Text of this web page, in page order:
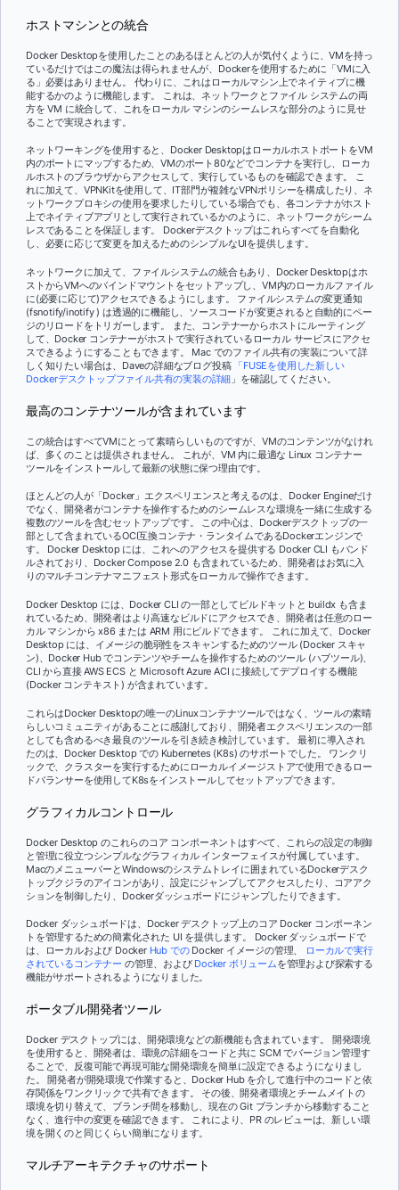
ホストマシンとの統合
Docker Desktopを使用したことのあるほとんどの人が気付くように、VMを持っ
ているだけではこの魔法は得られませんが、Dockerを使用するために「VMに入
る」必要はありません。 代わりに、これはローカルマシン上でネイティブに機
能するかのように機能します。 これは、ネットワークとファイル システムの両
方を VM に統合して、これをローカル マシンのシームレスな部分のように見せ
ることで実現されます。
ネットワーキングを使用すると、Docker DesktopはローカルホストポートをVM
内のポートにマップするため、VMのポート80などでコンテナを実行し、ローカ
ルホストのブラウザからアクセスして、実行しているものを確認できます。 こ
れに加えて、VPNKitを使用して、IT部門が複雑なVPNポリシーを構成したり、ネ
ットワークプロキシの使用を要求したりしている場合でも、各コンテナがホスト
上でネイティブアプリとして実行されているかのように、ネットワークがシーム
レスであることを保証します。 Dockerデスクトップはこれらすべてを自動化
し、必要に応じて変更を加えるためのシンプルなUIを提供します。
ネットワークに加えて、ファイルシステムの統合もあり、Docker Desktopはホ
ストからVMへのバインドマウントをセットアップし、VM内のローカルファイル
に(必要に応じて)アクセスできるようにします。 ファイルシステムの変更通知
(fsnotify/inotify ) は透過的に機能し、ソースコードが変更されると自動的にペー
ジのリロードをトリガーします。 また、コンテナーからホストにルーティング
して、Docker コンテナーがホストで実行されているローカル サービスにアクセ
スできるようにすることもできます。 Mac でのファイル共有の実装について詳
しく知りたい場合は、Daveの詳細なブログ投稿 「FUSEを使用した新しい
Dockerデスクトップファイル共有の実装の詳細 」を確認してください。
最高のコンテナツールが含まれています
この統合はすべてVMにとって素晴らしいものですが、VMのコンテンツがなけれ
ば、多くのことは提供されません。 これが、VM 内に最適な Linux コンテナー
ツールをインストールして最新の状態に保つ理由です。
ほとんどの人が「Docker」エクスペリエンスと考えるのは、Docker Engineだけ
でなく、開発者がコンテナを操作するためのシームレスな環境を一緒に生成する
複数のツールを含むセットアップです。 この中心は、Dockerデスクトップの一
部として含まれているOCI互換コンテナ・ランタイムであるDockerエンジンで
す。 Docker Desktop には、これへのアクセスを提供する Docker CLI もバンド
ルされており、Docker Compose 2.0 も含まれているため、開発者はお気に入
りのマルチコンテナマニフェスト形式をローカルで操作できます。
Docker Desktop には、Docker CLI の一部としてビルドキットと buildx も含ま
れているため、開発者はより高速なビルドにアクセスでき、開発者は任意のロー
カル マシンから x86 または ARM 用にビルドできます。 これに加えて、Docker
Desktop には、イメージの脆弱性をスキャンするためのツール (Docker スキャ
ン)、Docker Hub でコンテンツやチームを操作するためのツール (ハブツール)、
CLI から直接 AWS ECS と Microsoft Azure ACI に接続してデプロイする機能
(Docker コンテキスト) が含まれています。
これらはDocker Desktopの唯一のLinuxコンテナツールではなく、ツールの素晴
らしいコミュニティがあることに感謝しており、開発者エクスペリエンスの一部
としても含めるべき最良のツールを引き続き検討しています。 最初に導入され
たのは、Docker Desktop での Kubernetes (K8s) のサポートでした。 ワンクリ
ックで、クラスターを実行するためにローカルイメージストアで使用できるロー
ドバランサーを使用してK8sをインストールしてセットアップできます。
グラフィカルコントロール
Docker Desktop のこれらのコア コンポーネントはすべて、これらの設定の制御
と管理に役立つシンプルなグラフィカル インターフェイスが付属しています。
MacのメニューバーとWindowsのシステムトレイに囲まれているDockerデスク
トップクジラのアイコンがあり、設定にジャンプしてアクセスしたり、コアアク
ションを制御したり、Dockerダッシュボードにジャンプしたりできます。
Docker ダッシュボードは、Docker デスクトップ上のコア Docker コンポーネン
トを管理するための簡素化された UI を提供します。 Docker ダッシュボードで
は、ローカルおよび Docker Hub でのDocker イメージの管理、
ローカルで実行
されているコンテナー の管理、および Docker ボリュームを管理および探索する
機能がサポートされるようになりました。
ポータブル開発者ツール
Docker デスクトップには、開発環境などの新機能も含まれています。 開発環境
を使用すると、開発者は、環境の詳細をコードと共に SCM でバージョン管理す
ることで、反復可能で再現可能な開発環境を簡単に設定できるようになりまし
た。 開発者が開発環境で作業すると、Docker Hub を介して進行中のコードと依
存関係をワンクリックで共有できます。 その後、開発者環境とチームメイトの
環境を切り替えて、ブランチ間を移動し、現在の Git ブランチから移動すること
なく、進行中の変更を確認できます。 これにより、PR のレビューは、新しい環
境を開くのと同じくらい簡単になります。
マルチアーキテクチャのサポート